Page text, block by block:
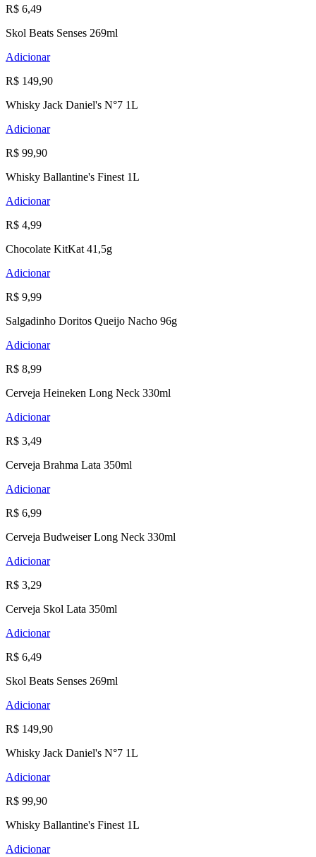
R$ 6,49
Skol Beats Senses 269ml
Adicionar
R$ 149,90
Whisky Jack Daniel's N°7 1L
Adicionar
R$ 99,90
Whisky Ballantine's Finest 1L
Adicionar
R$ 4,99
Chocolate KitKat 41,5g
Adicionar
R$ 9,99
Salgadinho Doritos Queijo Nacho 96g
Adicionar
R$ 8,99
Cerveja Heineken Long Neck 330ml
Adicionar
R$ 3,49
Cerveja Brahma Lata 350ml
Adicionar
R$ 6,99
Cerveja Budweiser Long Neck 330ml
Adicionar
R$ 3,29
Cerveja Skol Lata 350ml
Adicionar
R$ 6,49
Skol Beats Senses 269ml
Adicionar
R$ 149,90
Whisky Jack Daniel's N°7 1L
Adicionar
R$ 99,90
Whisky Ballantine's Finest 1L
Adicionar